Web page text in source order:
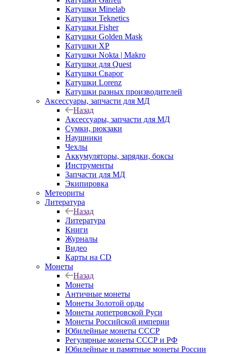
Катушки Minelab
Катушки Teknetics
Катушки Fisher
Катушки Golden Mask
Катушки XP
Катушки Nokta | Makro
Катушки для Quest
Катушки Сварог
Катушки Lorenz
Катушки разных производителей
Аксессуары, запчасти для МД
Назад
Аксессуары, запчасти для МД
Сумки, рюкзаки
Наушники
Чехлы
Аккумуляторы, зарядки, боксы
Инструменты
Запчасти для МД
Экипировка
Метеориты
Литература
Назад
Литература
Книги
Журналы
Видео
Карты на CD
Монеты
Назад
Монеты
Античные монеты
Монеты Золотой орды
Монеты допетровской Руси
Монеты Российской империи
Юбилейные монеты СССР
Регулярные монеты СССР и РФ
Юбилейные и памятные монеты России